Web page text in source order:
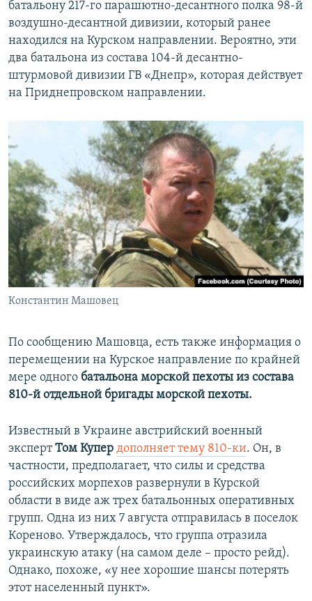
батальону 217-го парашютно-десантного полка 98-й
воздушно-десантной дивизии, который ранее
находился на Курском направлении. Вероятно, эти
два батальона из состава 104-й десантно-
штурмовой дивизии ГВ «Днепр», которая действует
на Приднепровском направлении.
Константин Машовец
По сообщению Машовца, есть также информация о
перемещении на Курское направление по крайней
мере одного батальона морской пехоты из состава
810-й отдельной бригады морской пехоты.
Известный в Украине австрийский военный
экспертТом Купер дополняет тему 810-ки. Он, в
частности, предполагает, что силы и средства
российских морпехов развернули в Курской
области в виде аж трех батальонных оперативных
групп. Одна из них 7 августа отправилась в поселок
Кореново. Утверждалось, что группа отразила
украинскую атаку (на самом деле – просто рейд).
Однако, похоже, «у нее хорошие шансы потерять
этот населенный пункт».